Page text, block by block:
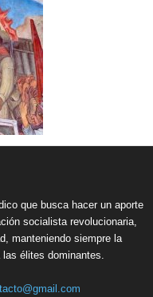
que busca hacer un aporte
socialista revolucionaria,
manteniendo siempre la
élites dominantes.